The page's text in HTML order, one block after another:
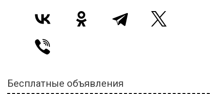
Бесплатные объявления